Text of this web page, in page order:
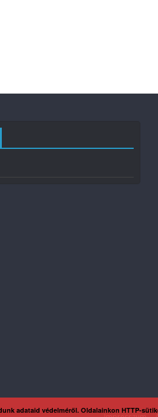
adataid védelméről. Oldalainkon HTTP-